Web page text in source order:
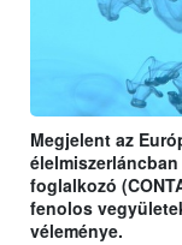
Megjelent az
foglalkozó
fenolos
véleménye.